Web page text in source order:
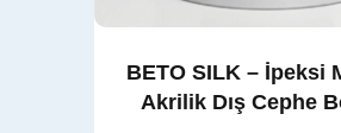
Seçenekler
BETO SILK – İpeksi
Akrilik Dış Cephe